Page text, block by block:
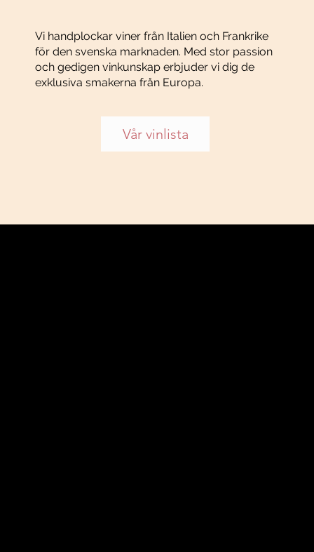
Vi handplockar viner från Italien och Frankrike
för den svenska marknaden. Med stor passion
och gedigen vinkunskap erbjuder vi dig de
exklusiva smakerna från Europa.
Vår vinlista